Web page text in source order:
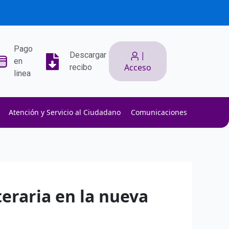
Pago
en
linea
Descargar
recibo
|
Acceso
Atención y Servicio al Ciudadano Comunicaciones
en la nueva